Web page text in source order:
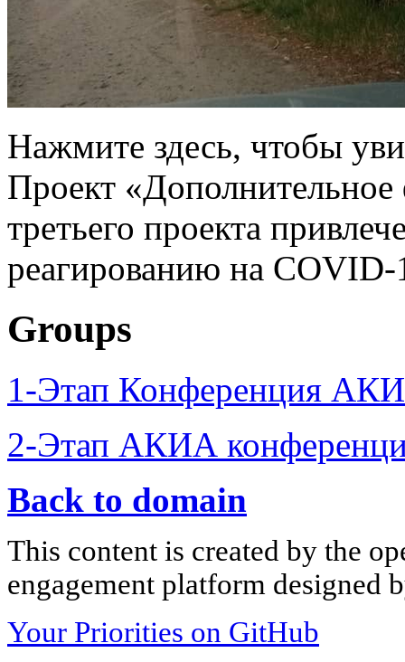
Нажмите здесь, чтобы
Проект
третьего проекта
реагированию на COVID-
Groups
1-Этап Конференция
2-Этап АКИА
Back to domain
This content is created by the
engagement platform designed
Your Priorities on GitHub